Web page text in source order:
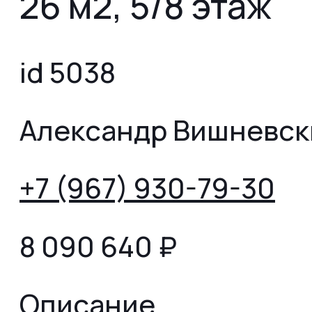
id 5038
Александр
+7 (967) 930-79-30
8 090 640 ₽
Описание